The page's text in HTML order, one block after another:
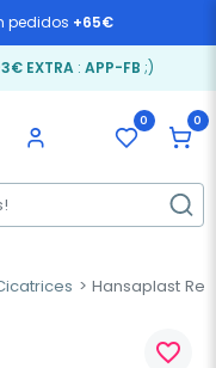
pedidos +65€
EXTRA: APP-FB ;)
0 0
Hansaplast
favorite_border